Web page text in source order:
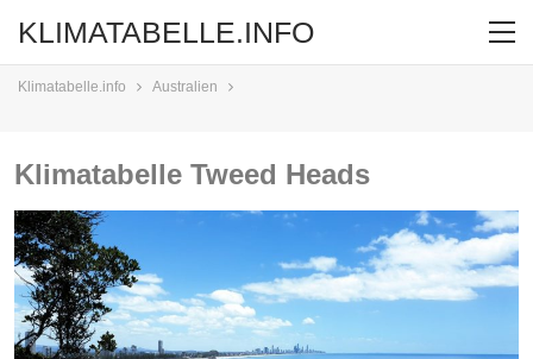
KLIMATABELLE.INFO
Klimatabelle.info Australien
Klimatabelle Tweed Heads